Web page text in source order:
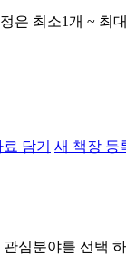
은 최소1개 ~ 최
담기 새 책장 등
심분야를 선택